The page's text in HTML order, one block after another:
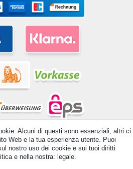
i diritti riservati. - All rights reserved.
Basic prices see article detail | *
UK!
Alcuni di questi sono essenziali, altri ci
Web e la tua esperienza utente. Puoi
nostro uso dei cookie e sui tuoi diritti
e nella nostra: legale.